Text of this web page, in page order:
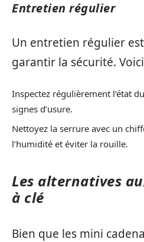
Entretien régulier
Un entretien régulier
garantir la sécurité.
Inspectez régulièrement l’état
signes d’usure.
Nettoyez la serrure avec un
l’humidité et éviter la rouille.
Les alternatives
à clé
Bien que les mini